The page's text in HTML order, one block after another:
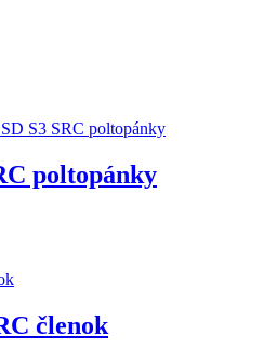
poltopánky
členok